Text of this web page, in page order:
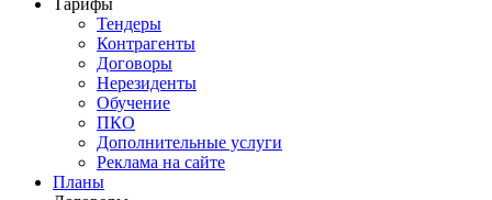
Тарифы
Тендеры
Контрагенты
Договоры
Нерезиденты
Обучение
ПКО
Дополнительные услуги
Реклама на сайте
Планы